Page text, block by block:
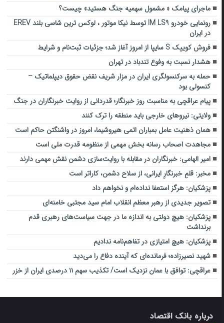
ماجرای پیامک « مشمول سهمیه جنگ هستید» چیست؟
رونمایی خودرو IM LS9 توسط نیکا موتور ، لوکس ترین شاسی بلند EREV
در ایران
فروش کوییک S سایپا از امروز آغاز شد؛ جزئیات ثبت‌نام و شرایط
هشدار نسبت به وفوع تندباد در تهران
حمله به سرکنسولگری ایران در مزار شریف نقض حقوق دیپلماتیک –
کنسولی بود
پیام عراقچی به مناسبت روز خبرنگار؛ قدردانی از روایت خبرنگاران در جنگ
ولایتی: نیروهای خارجی باید منطقه را ترک کنند
همان ذهنیت عامل بمباران اتمی هیروشیما، امروز در واشنگتن حاکم است
مجاهدت اصحاب رسانه بخش مهمی از منظومه قدرت ملی است
امیر الهامی: خبرنگاران در مقابله با روایت‌سازی دشمن نقش مهمی دارند
مخبر: قلمِ خبرنگارِ ایرانی، از سلاح دشمن، کاراتر است
پزشکیان: هرگز استعفا نداده‌ام و نخواهم داد
تصویر جدیدی از رهبر معظم انقلاب امام سید مجتبی خامنه‌ای
پزشکیان: هیچ دولتی به اندازه ما در جهت سیاست‌های رهبری قدم
برنداشت
پزشکیان: هیچ امتیازی در تفاهم‌نامه ندادیم
شهید نصیرزاده؛ فرمانده‌ای که آینده دفاع را می‌دید
عراقچی: توافق با عمان نزدیک است/ تکذیب سهم ۱۱ درصدی ایران از خزر
درباره بانک اقتصاد